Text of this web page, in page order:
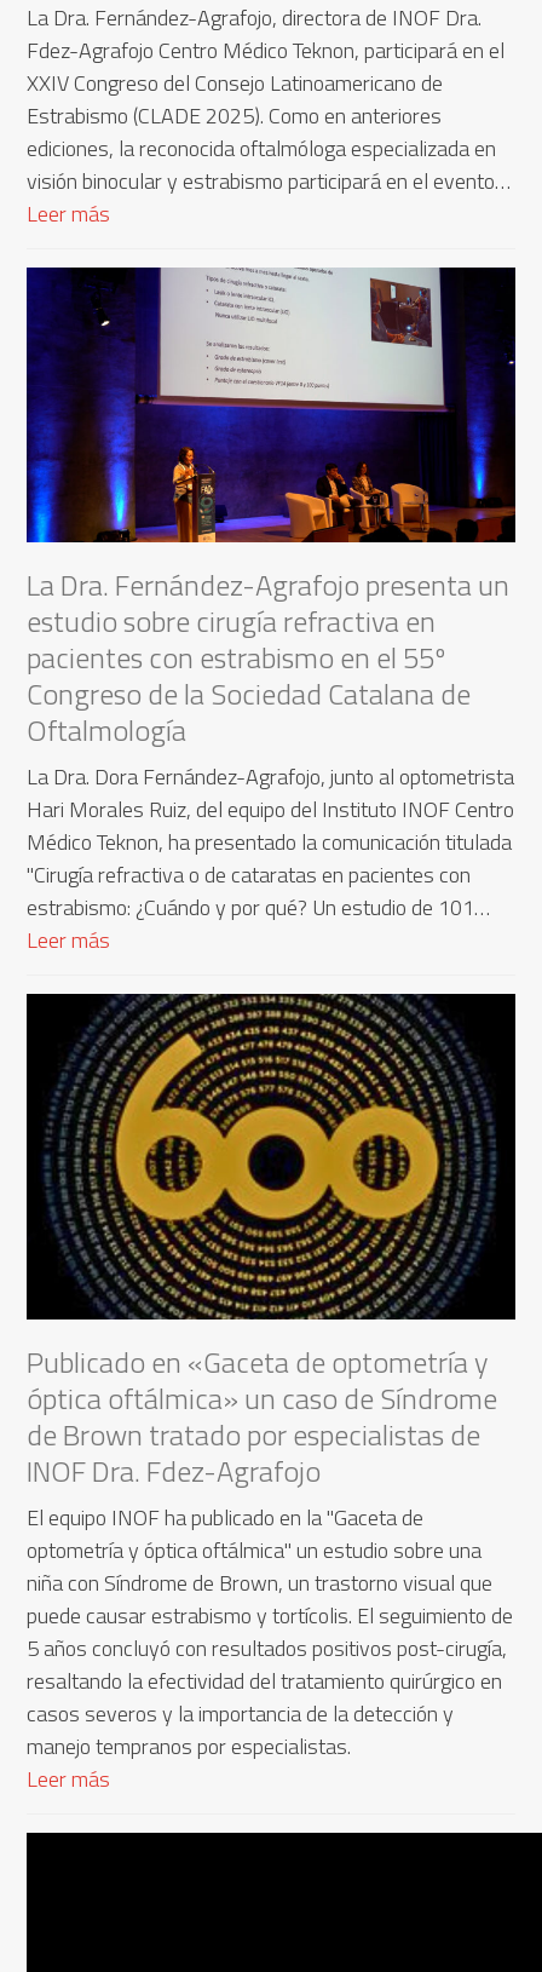
La Dra. Fernández-Agrafojo, directora de INOF Dra.
Fdez-Agrafojo Centro Médico Teknon, participará en el
XXIV Congreso del Consejo Latinoamericano de
Estrabismo (CLADE 2025). Como en anteriores
ediciones, la reconocida oftalmóloga especializada en
visión binocular y estrabismo participará en el evento…
Leer más
La Dra. Fernández-Agrafojo presenta un
estudio sobre cirugía refractiva en
pacientes con estrabismo en el 55º
Congreso de la Sociedad Catalana de
Oftalmología
La Dra. Dora Fernández-Agrafojo, junto al optometrista
Hari Morales Ruiz, del equipo del Instituto INOF Centro
Médico Teknon, ha presentado la comunicación titulada
"Cirugía refractiva o de cataratas en pacientes con
estrabismo: ¿Cuándo y por qué? Un estudio de 101…
Leer más
Publicado en «Gaceta de optometría y
óptica oftálmica» un caso de Síndrome
de Brown tratado por especialistas de
INOF Dra. Fdez-Agrafojo
El equipo INOF ha publicado en la "Gaceta de
optometría y óptica oftálmica" un estudio sobre una
niña con Síndrome de Brown, un trastorno visual que
puede causar estrabismo y tortícolis. El seguimiento de
5 años concluyó con resultados positivos post-cirugía,
resaltando la efectividad del tratamiento quirúrgico en
casos severos y la importancia de la detección y
manejo tempranos por especialistas.
Leer más